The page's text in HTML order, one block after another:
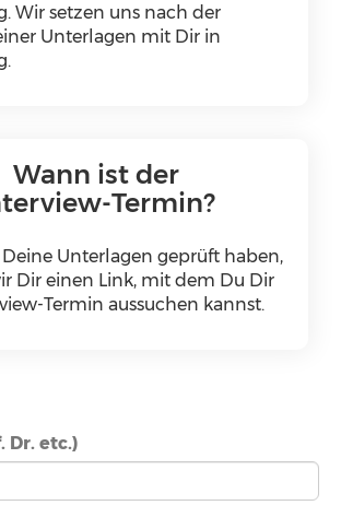
Wir setzen uns nach der
Unterlagen mit Dir in
Wann ist der
Termin?
Unterlagen geprüft haben,
Dir einen Link, mit dem Du Dir
Termin aussuchen kannst.
Dr. etc.)